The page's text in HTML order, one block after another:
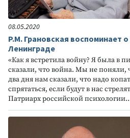
08.05.2020
Р.М. Грановская воспоминает
Ленинграде
«Как я встретила войну? Я была в
сказали, что война. Мы не поняли,
два дня нам сказали, что надо
спрятаться, если будут в нас
Патриарх российской